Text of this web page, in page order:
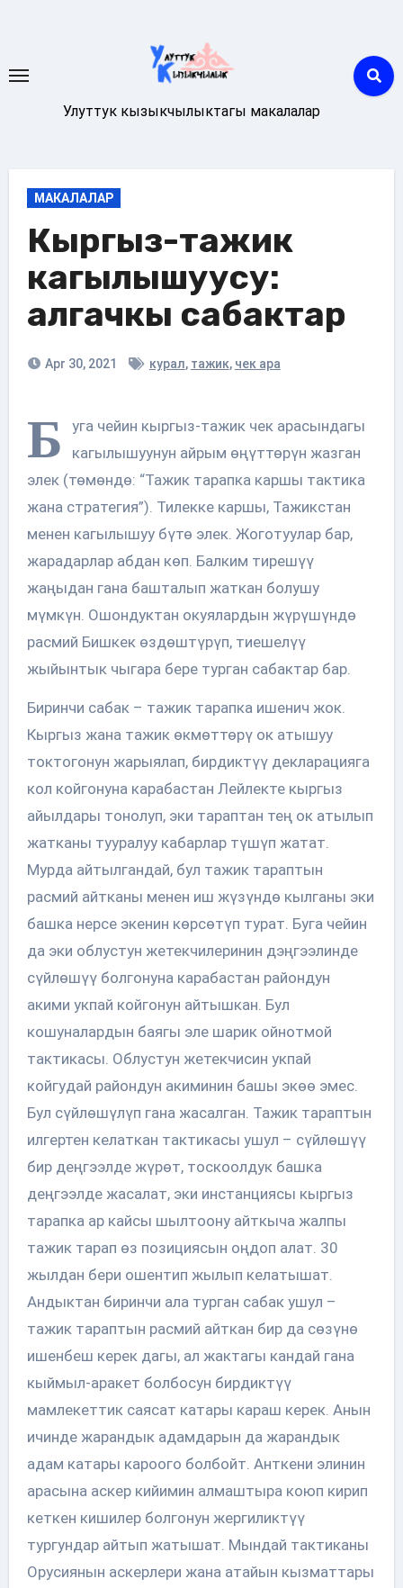
Улуттук кызыкчылыктагы макалалар
МАКАЛАЛАР
Кыргыз-тажик
кагылышуусу:
алгачкы сабактар
Apr 30, 2021 курал, тажик, чек ара
Б
уга чейин кыргыз-тажик чек арасындагы
кагылышуунун айрым өңүттөрүн жазган
элек (төмөндө: “Тажик тарапка каршы тактика
жана стратегия”). Тилекке каршы, Тажикстан
менен кагылышуу бүтө элек. Жоготуулар бар,
жарадарлар абдан көп. Балким тирешүү
жаңыдан гана башталып жаткан болушу
мүмкүн. Ошондуктан окуялардын жүрүшүндө
расмий Бишкек өздөштүрүп, тиешелүү
жыйынтык чыгара бере турган сабактар бар.
Биринчи сабак – тажик тарапка ишенич жок.
Кыргыз жана тажик өкмөттөрү ок атышуу
токтогонун жарыялап, бирдиктүү декларацияга
кол койгонуна карабастан Лейлекте кыргыз
айылдары тонолуп, эки тараптан тең ок атылып
жатканы тууралуу кабарлар түшүп жатат.
Мурда айтылгандай, бул тажик тараптын
расмий айтканы менен иш жүзүндө кылганы эки
башка нерсе экенин көрсөтүп турат. Буга чейин
да эки облустун жетекчилеринин дэңгээлинде
сүйлөшүү болгонуна карабастан райондун
акими укпай койгонун айтышкан. Бул
кошуналардын баягы эле шарик ойнотмой
тактикасы. Облустун жетекчисин укпай
койгудай райондун акиминин башы экөө эмес.
Бул сүйлөшүлүп гана жасалган. Тажик тараптын
илгертен келаткан тактикасы ушул – сүйлөшүү
бир деңгээлде жүрөт, тоскоолдук башка
деңгээлде жасалат, эки инстанциясы кыргыз
тарапка ар кайсы шылтоону айткыча жалпы
тажик тарап өз позициясын оңдоп алат. 30
жылдан бери ошентип жылып келатышат.
Андыктан биринчи ала турган сабак ушул –
тажик тараптын расмий айткан бир да сөзүнө
ишенбеш керек дагы, ал жактагы кандай гана
кыймыл-аракет болбосун бирдиктүү
мамлекеттик саясат катары караш керек. Анын
ичинде жарандык адамдарын да жарандык
адам катары кароого болбойт. Анткени элинин
арасына аскер кийимин алмаштыра коюп кирип
кеткен кишилер болгонун жергиликтүү
тургундар айтып жатышат. Мындай тактиканы
Орусиянын аскерлери жана атайын кызматтары